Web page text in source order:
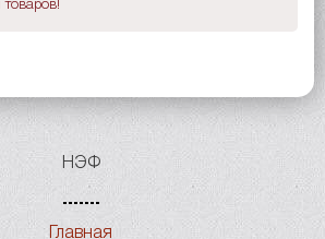
товаров!
НЭФ
Главная